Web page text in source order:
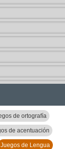
de ortografía
de acentuación
Juegos de Lengua